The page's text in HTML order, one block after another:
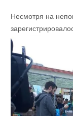
Несмотря на